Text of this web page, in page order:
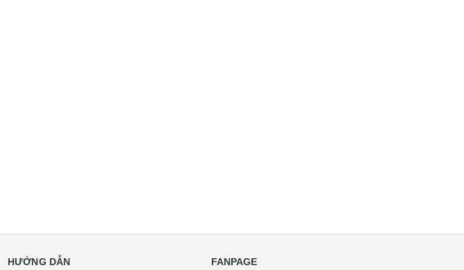
HƯỚNG DẪN FANPAGE